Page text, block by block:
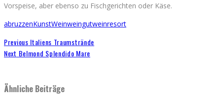
Vorspeise, aber ebenso zu Fischgerichten oder Käse.
abruzzenKunstWeinweingutweinresort
Previous Italiens Traumstrände
Next Belmond Splendido Mare
Ähnliche Beiträge